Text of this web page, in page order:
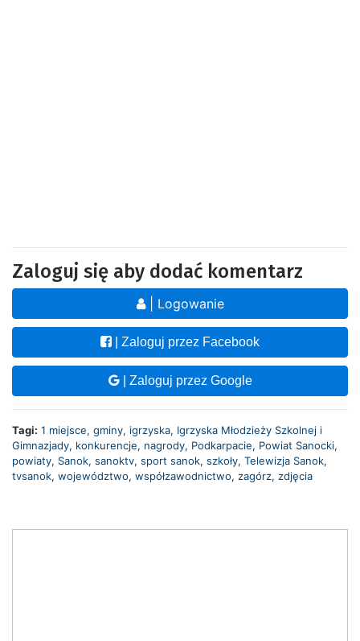
Zaloguj się aby dodać komentarz
| Logowanie
| Zaloguj przez Facebook
| Zaloguj przez Google
Tagi: 1 miejsce, gminy, igrzyska, Igrzyska Młodzieży Szkolnej i
Gimnazjady, konkurencje, nagrody, Podkarpacie, Powiat Sanocki,
powiaty, Sanok, sanoktv, sport sanok, szkoły, Telewizja Sanok,
tvsanok, województwo, współzawodnictwo, zagórz, zdjęcia